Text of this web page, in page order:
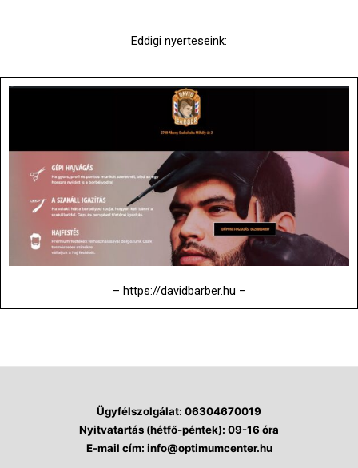
Eddigi nyerteseink:
– https://davidbarber.hu –
Ügyfélszolgálat: 06304670019
Nyitvatartás (hétfő-péntek): 09-16 óra
E-mail cím: info@optimumcenter.hu